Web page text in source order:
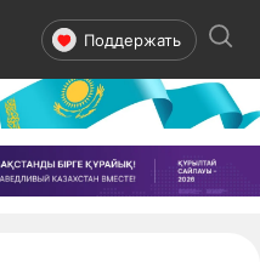
Поддержать